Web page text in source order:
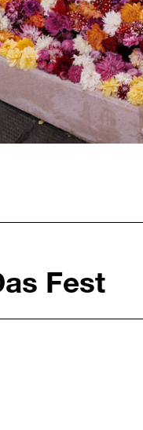
Fest